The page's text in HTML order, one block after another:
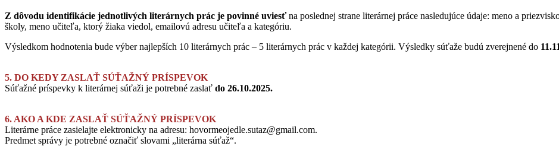
Z dôvodu identifikácie jednotlivých literárnych prác je povinné uviesť na poslednej strane literárnej práce nasledujúce údaje: meno a
školy, meno učiteľa, ktorý žiaka viedol, emailovú adresu učiteľa a kategóriu.
Výsledkom hodnotenia bude výber najlepších 10 literárnych prác – 5 literárnych prác v každej kategórii. Výsledky súťaže budú zverejnené do
5. DO KEDY ZASLAŤ SÚŤAŽNÝ PRÍSPEVOK
Súťažné príspevky k literárnej súťaži je potrebné zaslať do 26.10.2025.
6. AKO A KDE ZASLAŤ SÚŤAŽNÝ PRÍSPEVOK
Literárne práce zasielajte elektronicky na adresu: hovormeojedle.sutaz@gmail.com.
Predmet správy je potrebné označiť slovami „literárna súťaž“.